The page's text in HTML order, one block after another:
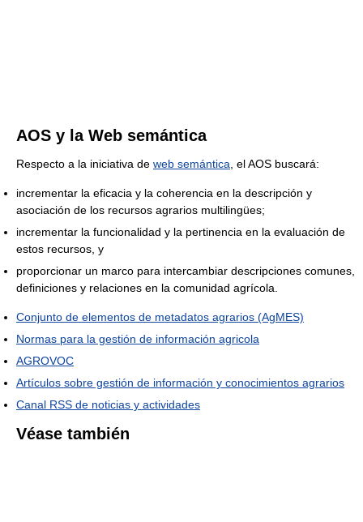
AOS y la Web semántica
Respecto a la iniciativa de web semántica , el AOS buscará:
incrementar la eficacia y la coherencia en la descripción y
asociación de los recursos agrarios multilingües;
incrementar la funcionalidad y la pertinencia en la evaluación de
estos recursos, y
proporcionar un marco para intercambiar descripciones comunes,
definiciones y relaciones en la comunidad agrícola.
Conjunto de elementos de metadatos agrarios (AgMES)
Normas para la gestión de información agricola
AGROVOC
Artículos sobre gestión de información y conocimientos agrarios
Canal RSS de noticias y actividades
Véase también